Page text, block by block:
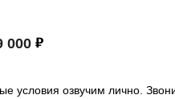
000
условия озвучим лично.